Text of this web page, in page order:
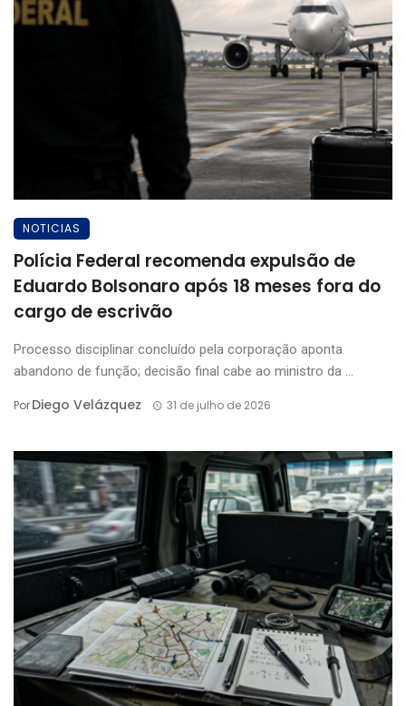
NOTICIAS
Polícia Federal recomenda expulsão de
Eduardo Bolsonaro após 18 meses fora do
cargo de escrivão
Processo disciplinar concluído pela corporação aponta
abandono de função; decisão final cabe ao ministro da ...
PorDiego Velázquez 31 de julho de 2026